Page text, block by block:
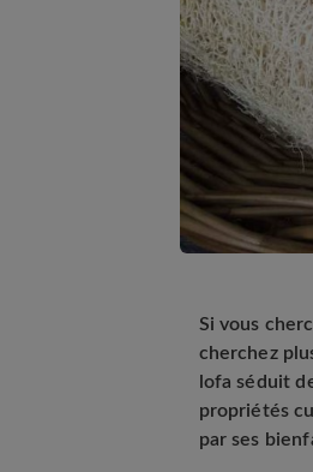
Si vous
cherchez
lofa séduit
propriétés
par ses